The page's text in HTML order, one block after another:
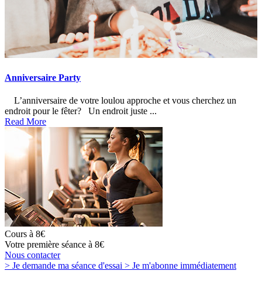
Anniversaire Party
L’anniversaire de votre loulou approche et vous cherchez un
endroit pour le fêter? Un endroit juste ...
Read More
Cours à 8€
Votre première séance à 8€
Nous contacter
> Je demande ma séance d'essai > Je m'abonne immédiatement